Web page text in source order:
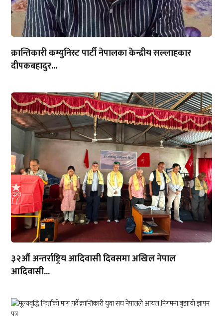
क्रान्तिकारी कम्युनिस्ट पार्टी नेपालका केन्द्रीय सल्लाहकार
दीपकबहादुर...
३२औं अन्तर्राष्ट्रिय आदिवासी दिवसमा अखिल नेपाल
आदिवासी...